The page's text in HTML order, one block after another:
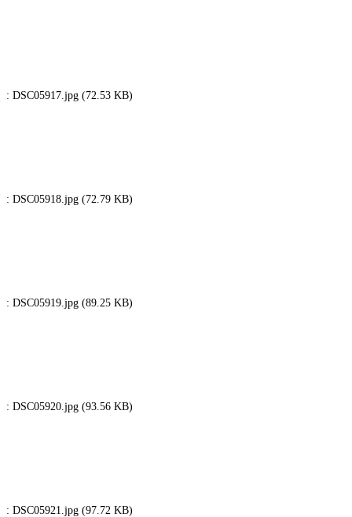
: DSC05917.jpg (72.53 KB)
: DSC05918.jpg (72.79 KB)
: DSC05919.jpg (89.25 KB)
: DSC05920.jpg (93.56 KB)
: DSC05921.jpg (97.72 KB)